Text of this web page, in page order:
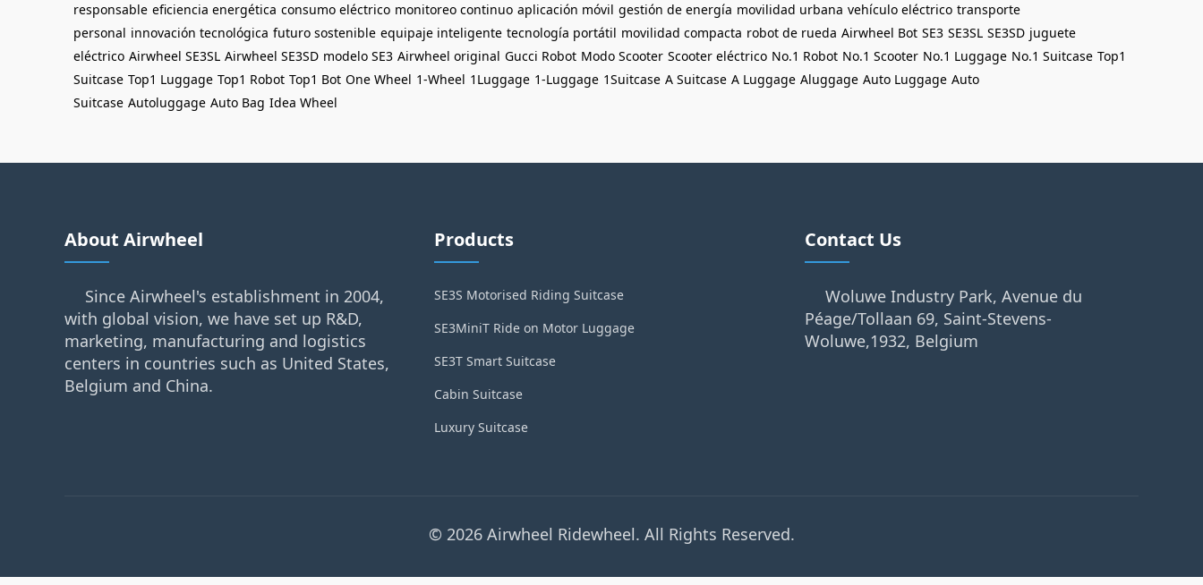
responsable eficiencia energética consumo eléctrico monitoreo continuo aplicación móvil gestión de energía movilidad urbana vehículo eléctrico transporte
personal innovación tecnológica futuro sostenible equipaje inteligente tecnología portátil movilidad compacta robot de rueda Airwheel Bot SE3 SE3SL SE3SD juguete
eléctrico Airwheel SE3SL Airwheel SE3SD modelo SE3 Airwheel original Gucci Robot Modo Scooter Scooter eléctrico No.1 Robot No.1 Scooter No.1 Luggage No.1 Suitcase Top1
Suitcase Top1 Luggage Top1 Robot Top1 Bot One Wheel 1-Wheel 1Luggage 1-Luggage 1Suitcase A Suitcase A Luggage Aluggage Auto Luggage Auto
Suitcase Autoluggage Auto Bag Idea Wheel
About Airwheel
Since Airwheel's establishment in 2004,
with global vision, we have set up R&D,
marketing, manufacturing and logistics
centers in countries such as United States,
Belgium and China.
Products
SE3S Motorised Riding Suitcase
SE3MiniT Ride on Motor Luggage
SE3T Smart Suitcase
Cabin Suitcase
Luxury Suitcase
Contact Us
Woluwe Industry Park, Avenue du
Péage/Tollaan 69, Saint-Stevens-
Woluwe,1932, Belgium
© 2026 Airwheel Ridewheel. All Rights Reserved.